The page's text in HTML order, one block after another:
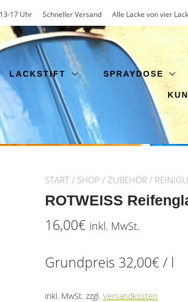
17 Uhr Schneller Versand Alle Lacke von vier
LACKSTIFT SPRAYDOSE
START / SHOP / ZUBEHÖR /
ROTWEISS
16,00€ inkl. MwSt.
Grundpreis 32,00€/ l
inkl. MwSt. zzgl. Versandkosten